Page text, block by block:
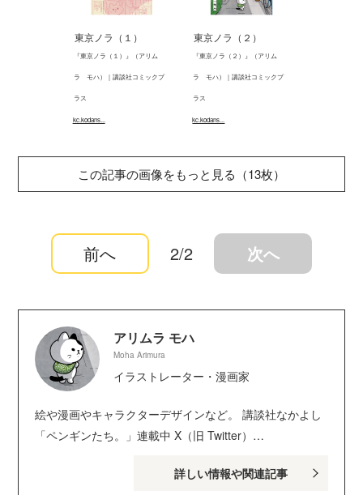
東京ノラ（１）
『東京ノラ（１）』（アリム
ラ モハ）｜講談社コミックプ
ラス
kc.kodans...
東京ノラ（２）
『東京ノラ（２）』（アリム
ラ モハ）｜講談社コミックプ
ラス
kc.kodans...
この記事の画像をもっと見る（13枚）
前へ 2/2 次へ
アリムラ モハ
Moha Arimura
イラストレーター・漫画家
絵や漫画やキャラクターデザインなど。 講談社なかよし
「ペンギンたち。」連載中 X（旧 Twitter）
詳しい情報や関連記事